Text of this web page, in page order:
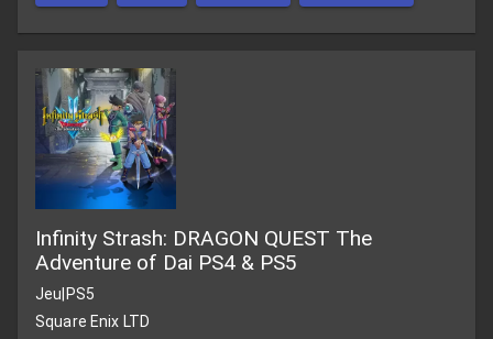
Infinity Strash: DRAGON QUEST The
Adventure of Dai PS4 & PS5
Jeu PS5
Square Enix LTD